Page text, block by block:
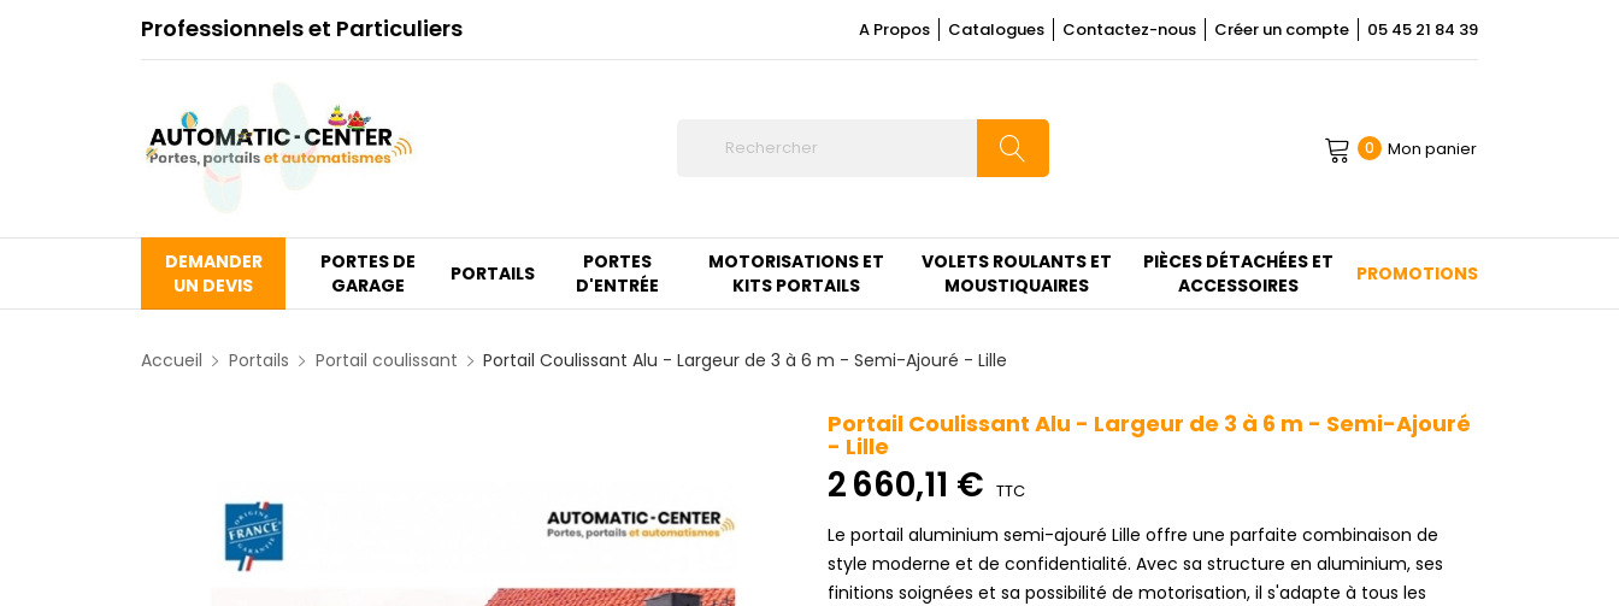
Professionnels et Particuliers A Propos Catalogues Contactez-nous Créer un compte 05 45 21 84 39
0 Mon panier
DEMANDER
UN DEVIS
PORTES DE
GARAGE
PORTAILS
PORTES
D'ENTRÉE
MOTORISATIONS ET
KITS PORTAILS
VOLETS ROULANTS ET
MOUSTIQUAIRES
PIÈCES DÉTACHÉES ET
ACCESSOIRES
PROMOTIONS
Accueil Portails Portail coulissant Portail Coulissant Alu - Largeur de 3 à 6 m - Semi-Ajouré - Lille
Portail Coulissant Alu - Largeur de 3 à 6 m - Semi-Ajouré
- Lille
2 660,11 € TTC
Le portail aluminium semi-ajouré Lille offre une parfaite combinaison de
style moderne et de confidentialité. Avec sa structure en aluminium, ses
finitions soignées et sa possibilité de motorisation, il s'adapte à tous les